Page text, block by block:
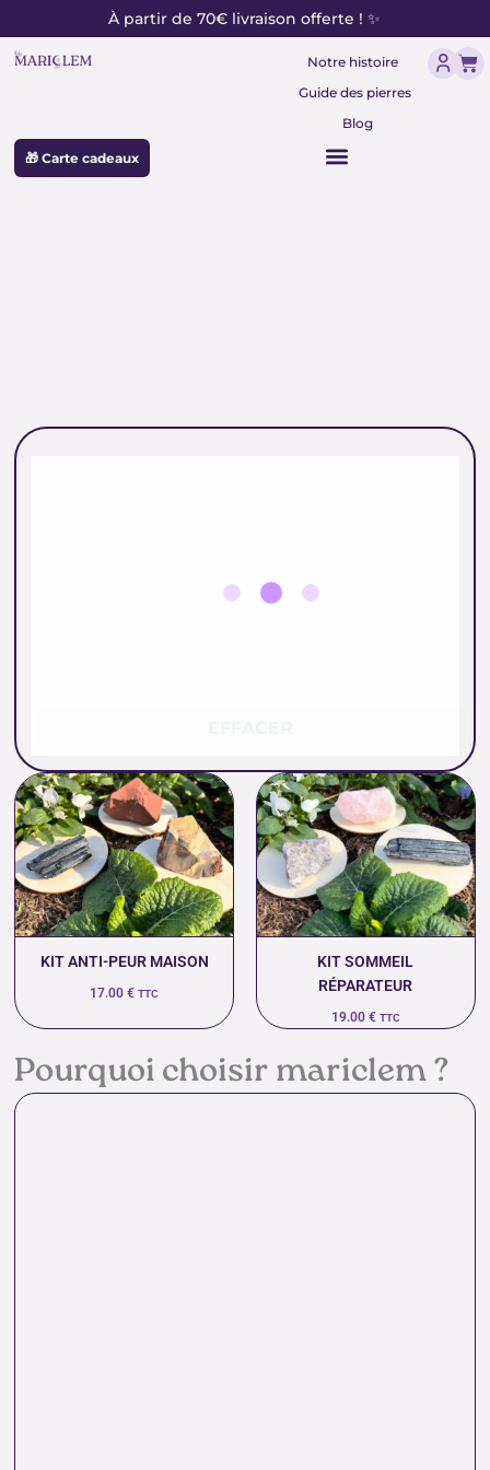
au
contenu
À partir de 70€ livraison offerte ! ✨
Notre histoire
Guide des pierres
Blog
🎁 Carte cadeaux
KIT ANTI-PEUR MAISON
17.00€ TTC
KIT SOMMEIL
RÉPARATEUR
19.00 € TTC
Pourquoi choisir mariclem ?